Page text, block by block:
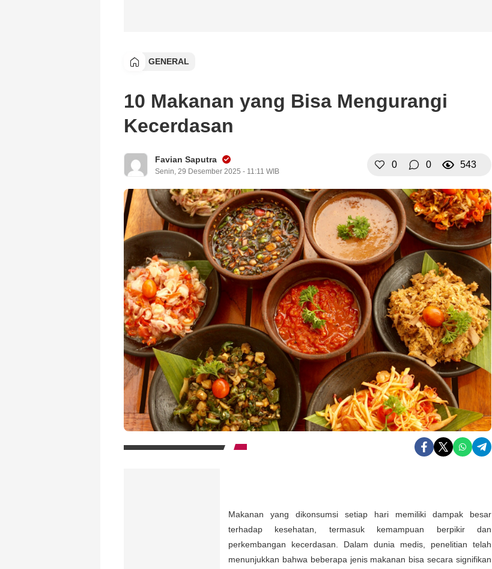
GENERAL
10 Makanan yang Bisa Mengurangi
Kecerdasan
Favian Saputra
Senin, 29 Desember 2025 - 11:11 WIB
0 0 543
Makanan yang dikonsumsi setiap hari memiliki dampak besar
terhadap kesehatan, termasuk kemampuan berpikir dan
perkembangan kecerdasan. Dalam dunia medis, penelitian telah
menunjukkan bahwa beberapa jenis makanan bisa secara signifikan